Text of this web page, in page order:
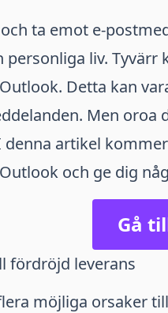
ta emot e-
personliga liv.
Detta kan
Men oroa
denna artikel
och ge dig
Gå
fördröjd leverans
möjliga orsaker